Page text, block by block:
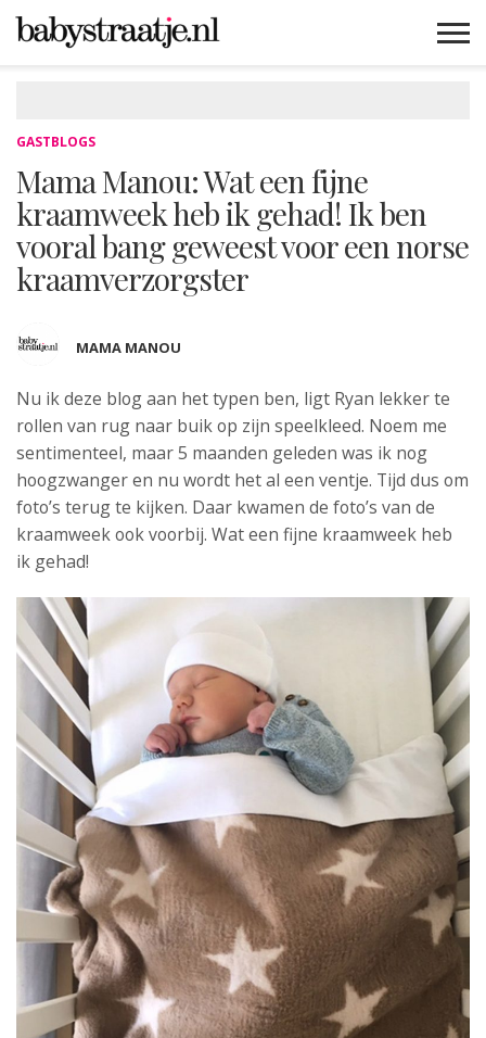
GASTBLOGS
Mama Manou: Wat een fijne
kraamweek heb ik gehad! Ik ben
vooral bang geweest voor een norse
kraamverzorgster
MAMA MANOU
Nu ik deze blog aan het typen ben, ligt Ryan lekker te
rollen van rug naar buik op zijn speelkleed. Noem me
sentimenteel, maar 5 maanden geleden was ik nog
hoogzwanger en nu wordt het al een ventje. Tijd dus om
foto’s terug te kijken. Daar kwamen de foto’s van de
kraamweek ook voorbij. Wat een fijne kraamweek heb
ik gehad!